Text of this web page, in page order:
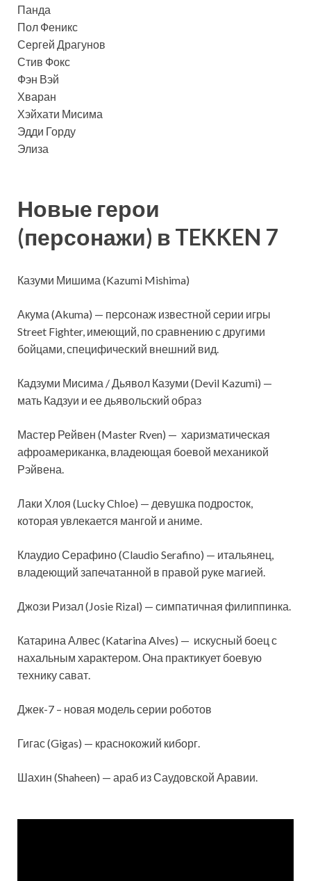
Панда
Пол Феникс
Сергей Драгунов
Стив Фокс
Фэн Вэй
Хваран
Хэйхати Мисима
Эдди Горду
Элиза
Новые герои
(персонажи) в TEKKEN 7
Казуми Мишима (Kazumi Mishima)
Акума (Akuma) — персонаж известной серии игры
Street Fighter, имеющий, по сравнению с другими
бойцами, специфический внешний вид.
Кадзуми Мисима / Дьявол Казуми (Devil Kazumi) —
мать Кадзуи и ее дьявольский образ
Мастер Рейвен (Master Rven) — харизматическая
афроамериканка, владеющая боевой механикой
Рэйвена.
Лаки Хлоя (Lucky Chloe) — девушка подросток,
которая увлекается мангой и аниме.
Клаудио Серафино (Claudio Serafino) — итальянец,
владеющий запечатанной в правой руке магией.
Джози Ризал (Josie Rizal) — симпатичная филиппинка.
Катарина Алвес (Katarina Alves) — искусный боец с
нахальным характером. Она практикует боевую
технику сават.
Джек-7 – новая модель серии роботов
Гигас (Gigas) — краснокожий киборг.
Шахин (Shaheen) — араб из Саудовской Аравии.